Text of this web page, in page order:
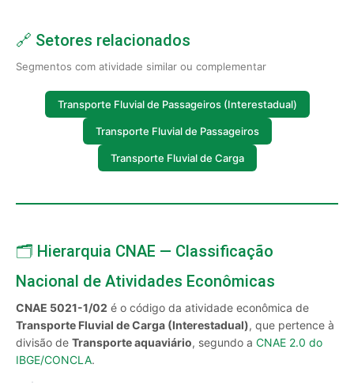
🔗 Setores relacionados
Segmentos com atividade similar ou complementar
Transporte Fluvial de Passageiros (Interestadual)
Transporte Fluvial de Passageiros
Transporte Fluvial de Carga
🗂️ Hierarquia CNAE — Classificação
Nacional de Atividades Econômicas
CNAE 5021-1/02 é o código da atividade econômica de
Transporte Fluvial de Carga (Interestadual), que pertence à
divisão de Transporte aquaviário, segundo a CNAE 2.0 do
IBGE/CONCLA.